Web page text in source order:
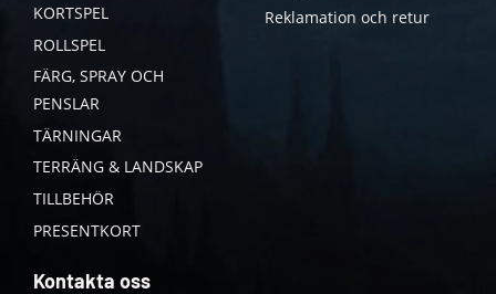
KORTSPEL
ROLLSPEL
FÄRG, SPRAY OCH
PENSLAR
TÄRNINGAR
TERRÄNG & LANDSKAP
TILLBEHÖR
PRESENTKORT
Reklamation och retur
Kontakta oss